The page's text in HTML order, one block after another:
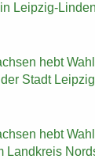
Leipzig-​
hebt
Stadt
hebt
Land­kreis